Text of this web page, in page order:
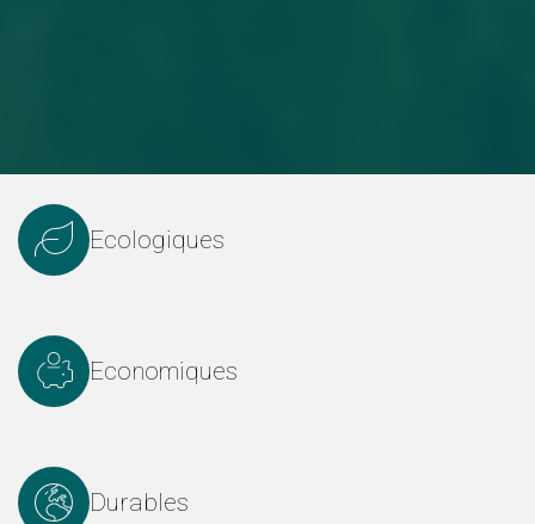
Ecologiques
Economiques
Durables